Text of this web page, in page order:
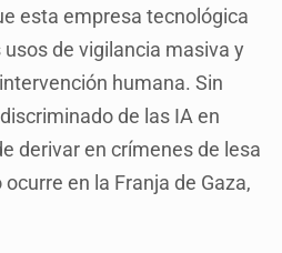
esta empresa tecnológica
de vigilancia masiva y
humana. Sin
de las IA en
derivar en crímenes de lesa
en la Franja de Gaza,